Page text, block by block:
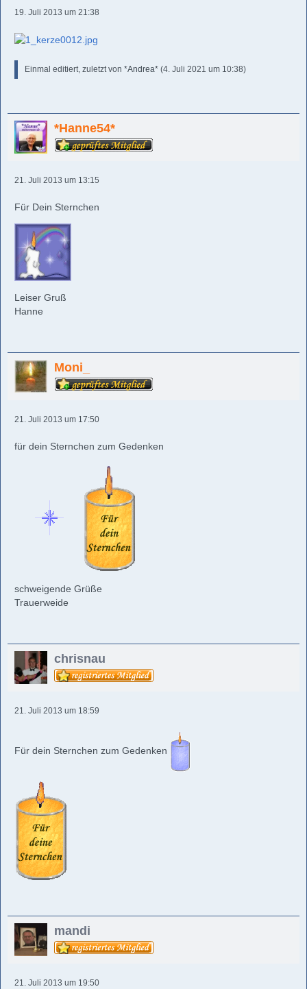
19. Juli 2013 um 21:38
Einmal editiert, zuletzt von *Andrea* (4. Juli 2021 um 10:38)
*Hanne54*
21. Juli 2013 um 13:15
Für Dein Sternchen
Leiser Gruß
Hanne
Moni_
21. Juli 2013 um 17:50
für dein Sternchen zum Gedenken
schweigende Grüße
Trauerweide
chrisnau
21. Juli 2013 um 18:59
Für dein Sternchen zum Gedenken
mandi
21. Juli 2013 um 19:50